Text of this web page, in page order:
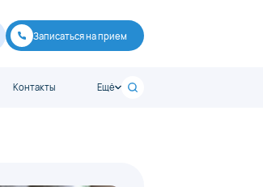
Записаться на прием
Контакты Ещё